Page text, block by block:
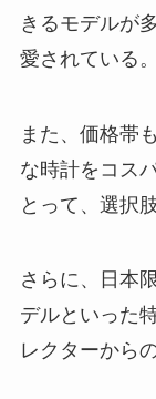
きるモデルが
愛されている。
また、価格帯
な時計をコス
とって、選択
さらに、日本
デルといった
レクターから